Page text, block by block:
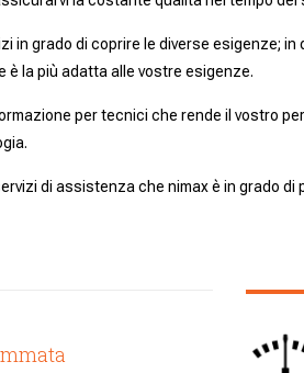
in grado di coprire le diverse
è la più adatta alle vostre esigenze.
per tecnici che rende il vostro
di assistenza che nimax è in grado di